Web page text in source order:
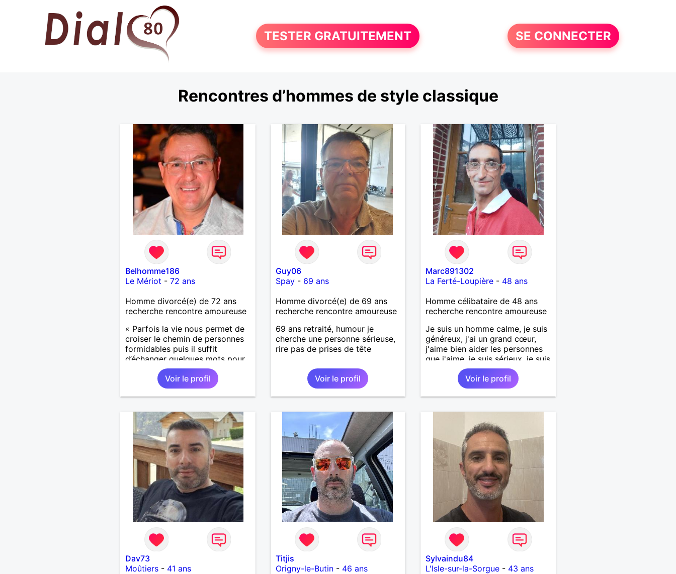
TESTER GRATUITEMENT SE CONNECTER
Rencontres d’hommes de style classique
Belhomme186
Le Mériot - 72 ans
Homme divorcé(e) de 72 ans
recherche rencontre amoureuse
« Parfois la vie nous permet de
croiser le chemin de personnes
formidables puis il suffit
d’échanger quelques mots pour
comprendre qu’elles deviennent
importantes et pour le reste de
notre vie. »
Voir le profil
Guy06
Spay- 69 ans
Homme divorcé(e) de 69 ans
recherche rencontre amoureuse
69 ans retraité, humour je
cherche une personne sérieuse,
rire pas de prises de tête
Voir le profil
Marc891302
La Ferté-Loupière - 48 ans
Homme célibataire de 48 ans
recherche rencontre amoureuse
Je suis un homme calme, je suis
généreux, j'ai un grand cœur,
j'aime bien aider les personnes
que j'aime, je suis sérieux, je suis
sincère, je suis honnête, j'aime
pas qu'on joue avec moi et
j'aime pas les mensonges. Je
cherche une relation amoureuse
Voir le profil
Dav73
Moûtiers- 41 ans
Titjis
Origny-le-Butin- 46 ans
Sylvaindu84
L'Isle-sur-la-Sorgue - 43 ans